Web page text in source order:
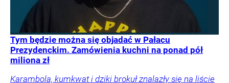
Tym będzie można się objadać w Pałacu
Prezydenckim. Zamówienia kuchni na ponad pół
miliona zł
Karambola, kumkwat i dziki brokuł znalazły się na liście